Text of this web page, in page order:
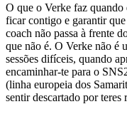
O que o Verke faz quando
ficar contigo e garantir
coach não passa à frente
que não é. O Verke não é
sessões difíceis, quando
encaminhar-te para o
(linha europeia dos
sentir descartado por teres